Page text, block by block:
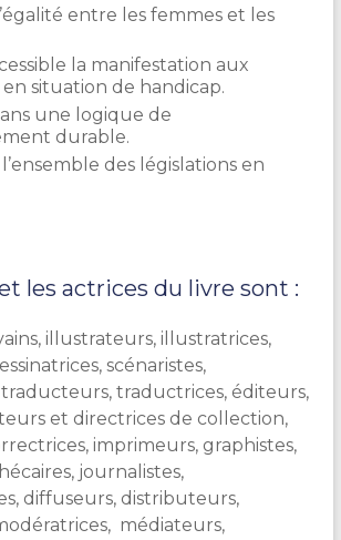
entre les femmes et les
la manifestation aux
situation de handicap.
une logique de
durable.
des législations en
les actrices du livre sont :
illustrateurs, illustratrices,
scénaristes,
traductrices, éditeurs,
et directrices de collection,
imprimeurs, graphistes,
journalistes,
diffuseurs, distributeurs,
médiateurs,